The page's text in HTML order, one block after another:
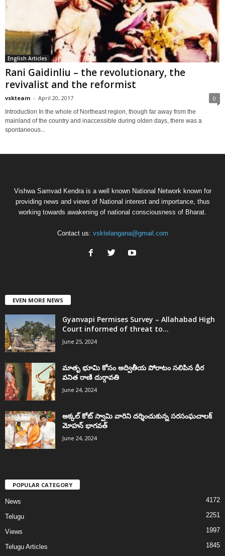
English Articles
Rani Gaidinliu – the revolutionary, the
revivalist and the reformist
vskteam - April 20, 2017 0
Introduction In the whole of Northeast region, though far away from the
mainland of the country and inaccessible during olden days, there was a
spontaneous...
Vishwa Samvad Kendra is a well known National Network known for
providing news and views of National interest and importance, thus
working towards awakening of national consciousness of Bharat.
Contact us: vsktelangana@gmail.com
EVEN MORE NEWS
Gyanvapi Permises Survey – Allahabad High
Court informed of threat to...
June 25, 2024
మాతృ భూమి కోసం అద్వితీయ పోరాటం సలిపిన ధీర
వనిత రాణి దుర్గావతి
June 24, 2024
అక్కల్‌ కోట్‌ స్వామి వారిని దర్శించుకున్న సరసంఘచాలక్
మోహన్ భాగవత్
June 24, 2024
POPULAR CATEGORY
News 4172
Telugu 2251
Views 1997
Telugu Articles 1845